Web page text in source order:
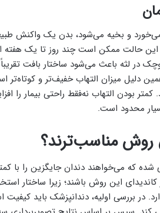
و بخیه می‌شود، بدن یک واکنش
حالت ممکن است چند روز تا یک هفته
در لثه باعث می‌شود ساختار بافت
دلیل میزان التهاب خفیف‌تر و
بودن التهاب نه‌فقط راحتی بیمار را
محدود است.
روش مناسب‌ترند؟
شده که می‌خواهند دندان جایگزین را با
کاندیدای این روش باشند؛ زیرا
در بررسی اولیه، دندانپزشک باید